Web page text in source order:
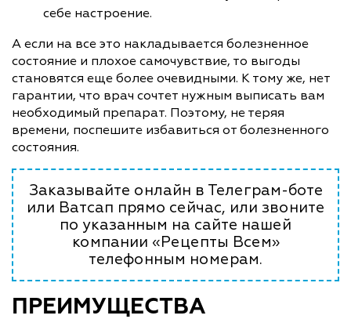
себе настроение.
А если на все это накладывается болезненное
состояние и плохое самочувствие, то выгоды
становятся еще более очевидными. К тому же, нет
гарантии, что врач сочтет нужным выписать вам
необходимый препарат. Поэтому, не теряя
времени, поспешите избавиться от болезненного
состояния.
Заказывайте онлайн в Телеграм-боте
или Ватсап прямо сейчас, или звоните
по указанным на сайте нашей
компании «Рецепты Всем»
телефонным номерам.
ПРЕИМУЩЕСТВА